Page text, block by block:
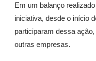
Em um balanço
iniciativa, desde o início
participaram dessa
outras empresas.